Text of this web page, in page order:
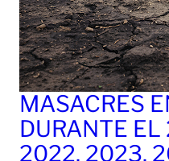
MASACRES
DURANTE
2022, 2023,